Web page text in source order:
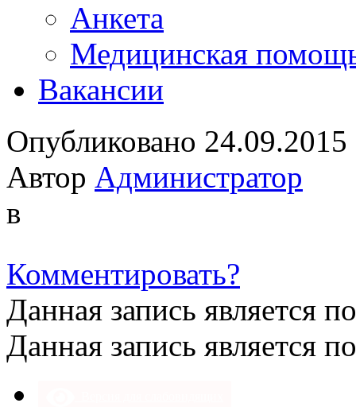
Анкета
Медицинская
Вакансии
Опубликовано 24.09.2015
Автор Администратор
в
Комментировать?
Данная запись является
Данная запись является